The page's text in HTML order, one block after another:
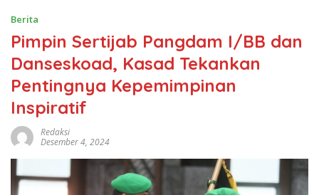
Berita
Pimpin Sertijab Pangdam I/BB dan
Danseskoad, Kasad Tekankan
Pentingnya Kepemimpinan
Inspiratif
Redaksi
Desember 4, 2024